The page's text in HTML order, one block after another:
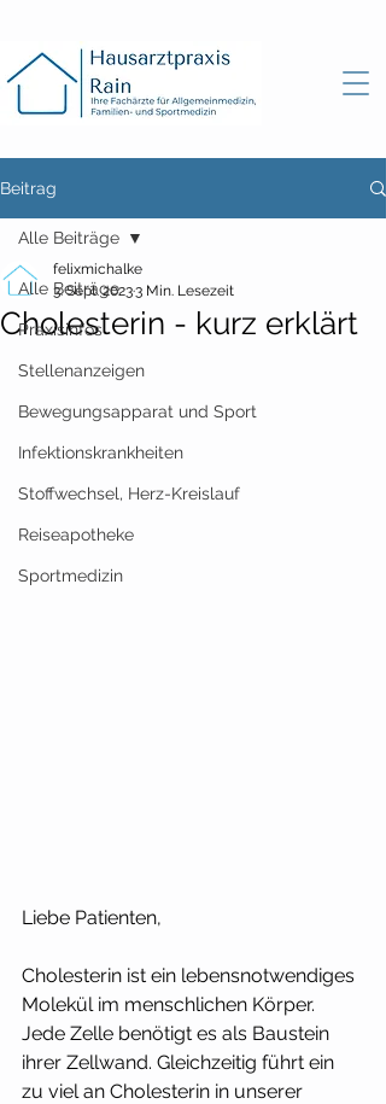
Beitrag
Alle Beiträge
Praxisinfos
Stellenanzeigen
Bewegungsapparat und Sport
Infektionskrankheiten
Stoffwechsel, Herz-Kreislauf
Reiseapotheke
Sportmedizin
Alle Beiträge
Cholesterin - kurz erklärt
felixmichalke
3. Sept. 20233 Min. Lesezeit
Liebe Patienten,
Cholesterin ist ein lebensnotwendiges
Molekül im menschlichen Körper.
Jede Zelle benötigt es als Baustein
ihrer Zellwand. Gleichzeitig führt ein
zu viel an Cholesterin in unserer